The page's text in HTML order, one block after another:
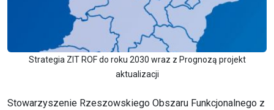
Strategia ZIT ROF do roku 2030 wraz z Prognozą projekt
aktualizacji
Stowarzyszenie Rzeszowskiego Obszaru Funkcjonalnego z